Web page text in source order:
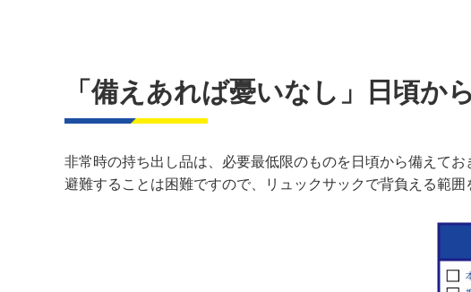
「備えあれば憂いなし」日頃か
非常時の持ち出し品は、必要最低限のものを日頃から備えて
避難することは困難ですので、リュックサックで背負える範囲